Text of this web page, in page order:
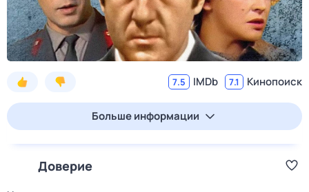
7.5 IMDb 7.1 Кинопоиск
Больше информации
Доверие